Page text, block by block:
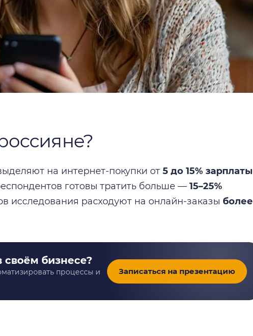
на интернет-покупки от 5 до 15% зарплаты
готовы тратить больше — 15–25%
исследования расходуют на онлайн-заказы более
своём бизнесе?
процессы и
Записаться на презентацию